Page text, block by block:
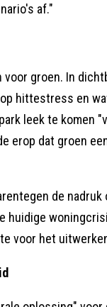
af."
groen. In
hittestress en
leek te komen
erop dat groen
de
huidige
voor het